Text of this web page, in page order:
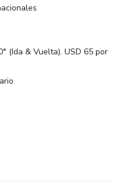
(Ida & Vuelta). USD 65 por